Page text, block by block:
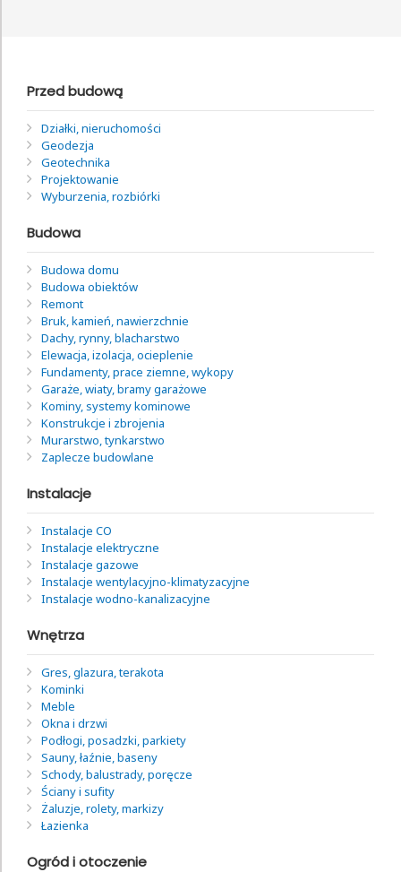
Przed budową
Działki, nieruchomości
Geodezja
Geotechnika
Projektowanie
Wyburzenia, rozbiórki
Budowa
Budowa domu
Budowa obiektów
Remont
Bruk, kamień, nawierzchnie
Dachy, rynny, blacharstwo
Elewacja, izolacja, ocieplenie
Fundamenty, prace ziemne, wykopy
Garaże, wiaty, bramy garażowe
Kominy, systemy kominowe
Konstrukcje i zbrojenia
Murarstwo, tynkarstwo
Zaplecze budowlane
Instalacje
Instalacje CO
Instalacje elektryczne
Instalacje gazowe
Instalacje wentylacyjno-klimatyzacyjne
Instalacje wodno-kanalizacyjne
Wnętrza
Gres, glazura, terakota
Kominki
Meble
Okna i drzwi
Podłogi, posadzki, parkiety
Sauny, łaźnie, baseny
Schody, balustrady, poręcze
Ściany i sufity
Żaluzje, rolety, markizy
Łazienka
Ogród i otoczenie